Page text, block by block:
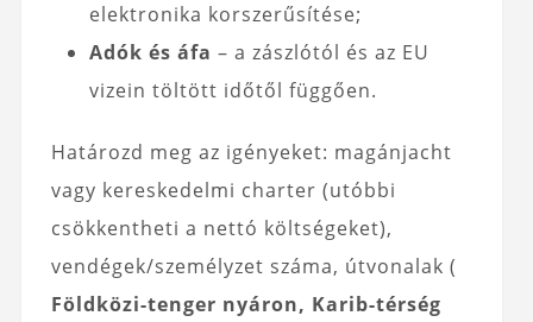
elektronika korszerűsítése;
Adók és áfa – a zászlótól és az EU
vizein töltött időtől függően.
Határozd meg az igényeket: magánjacht
vagy kereskedelmi charter (utóbbi
csökkentheti a nettó költségeket),
vendégek/személyzet száma, útvonalak (
Földközi-tenger nyáron, Karib-térség